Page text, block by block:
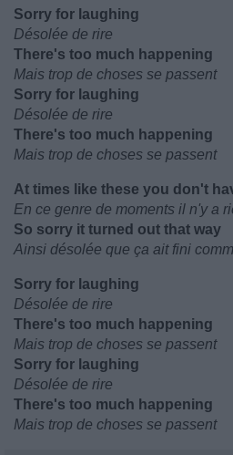
Sorry for laughing
Désolée de rire
There's too much happening
Mais trop de choses se passent
Sorry for laughing
Désolée de rire
There's too much happening
Mais trop de choses se passent
At times like these you don't
En ce genre de moments il n'y a
So sorry it turned out that way
Ainsi désolée que ça ait fini
Sorry for laughing
Désolée de rire
There's too much happening
Mais trop de choses se passent
Sorry for laughing
Désolée de rire
There's too much happening
Mais trop de choses se passent